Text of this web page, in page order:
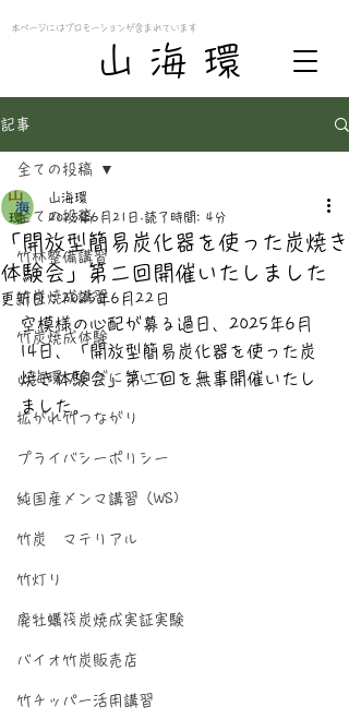
本ページにはプロモーションが含まれています
​山 海 環
記事
全ての投稿
竹林整備講習
竹炭焼成講習
竹炭焼成体験
山海環ブログについて
拡がれ竹つながり
プライバシーポリシー
純国産メンマ講習（WS)
竹炭 マテリアル
竹灯り
廃牡蠣筏炭焼成実証実験
バイオ竹炭販売店
竹チッパー活用講習
全ての投稿
「開放型簡易炭化器を使った炭焼き
体験会」第二回開催いたしました
山海環
2025年6月21日 読了時間: 4分
更新日：2025年6月22日
空模様の心配が募る過日、2025年6月
14日、
「開放型簡易炭化器を使った炭
焼き体験会」第二回を無事開催いたし
ました。